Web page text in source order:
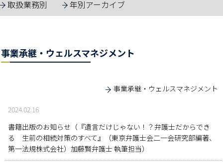
取扱業務別 年別アーカイブ
事業承継・ウェルスマネジメント
事業承継・ウェルスマネジメント
2024.02.16
書籍出版のお知らせ（『遺言だけじゃない！？弁護士だからでき
る 生前の相続対策のすべて』（東京弁護士会二一会研究部編著、
第一法規株式会社）加藤賢弁護士 執筆担当）